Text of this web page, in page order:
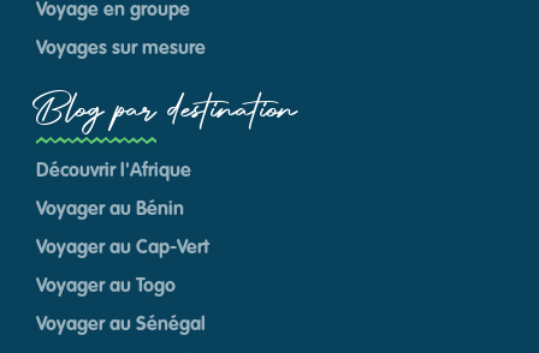
Voyage en groupe
Voyages sur mesure
Blog par destination
Découvrir l'Afrique
Voyager au Bénin
Voyager au Cap-Vert
Voyager au Togo
Voyager au Sénégal